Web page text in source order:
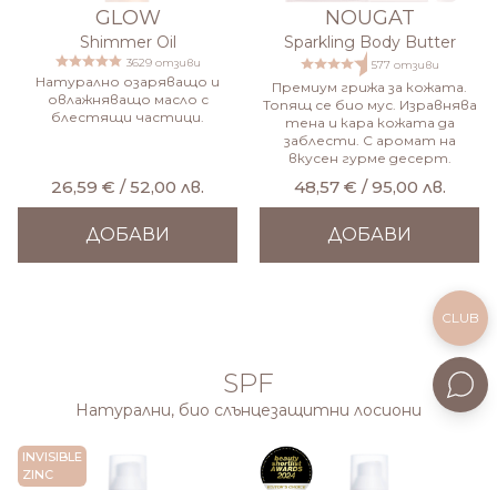
CLUB
GLOW
Shimmer Oil
3629 отзиви
Натурално озаряващо и
овлажняващо масло с
блестящи частици.
26,59 € / 52,00 лв.
ДОБАВИ
NOUGAT
Sparkling Body Butter
577 отзиви
Премиум грижа за кожата.
Топящ се био мус. Изравнява
тена и кара кожата да
заблести. С аромат на
вкусен гурме десерт.
48,57 € / 95,00 лв.
ДОБАВИ
SPF
Натурални, био слънцезащитни лосиони
INVISIBLE
ZINC